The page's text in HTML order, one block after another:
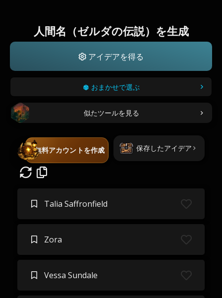
人間名（ゼルダの伝説）を生成
アイデアを得る
おまかせで選ぶ
似たツールを見る
無料アカウントを作成 保存したアイデア
Talia Saffronfield
Zora
Vessa Sundale